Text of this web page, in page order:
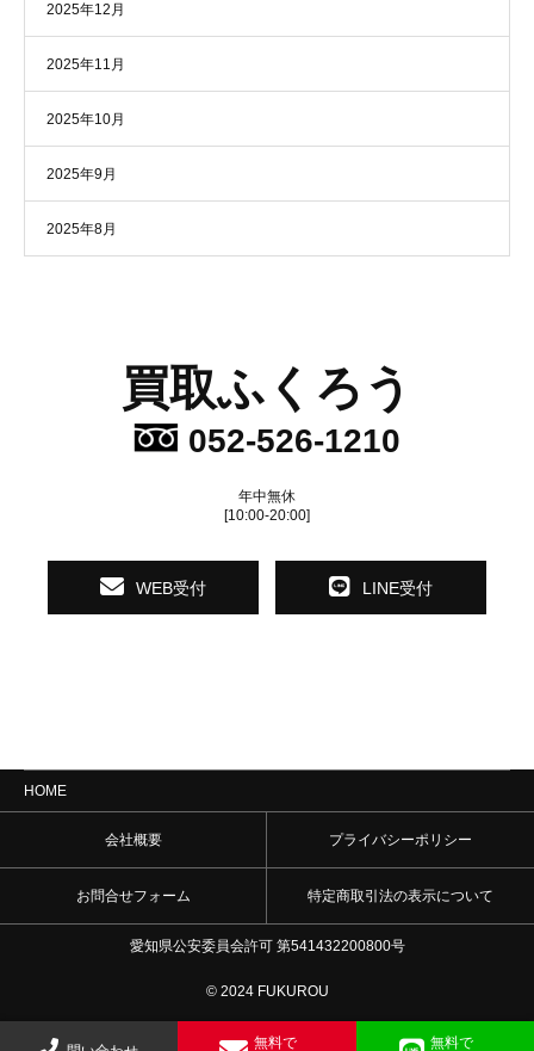
2025年12月
2025年11月
2025年10月
2025年9月
2025年8月
買取ふくろう
052-526-1210
年中無休
[10:00-20:00]
WEB受付 LINE受付
HOME
会社概要 プライバシーポリシー
お問合せフォーム 特定商取引法の表示について
愛知県公安委員会許可 第541432200800号
© 2024 FUKUROU
無料で 無料で